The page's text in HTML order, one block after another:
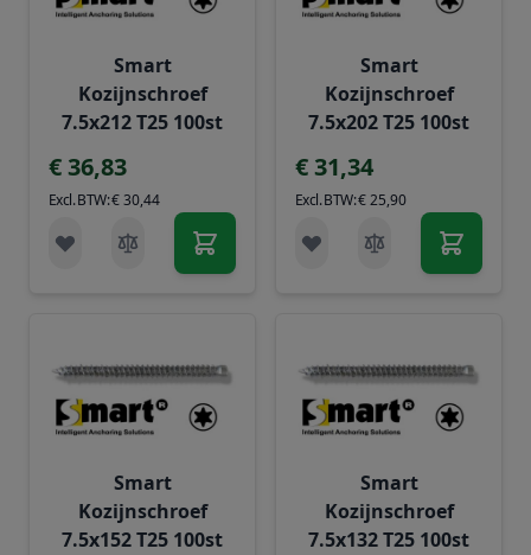
Smart
Kozijnschroef
7.5x212 T25 100st
€ 36,83
€ 30,44
Smart
Kozijnschroef
7.5x202 T25 100st
€ 31,34
€ 25,90
Smart
Kozijnschroef
7.5x152 T25 100st
Smart
Kozijnschroef
7.5x132 T25 100st